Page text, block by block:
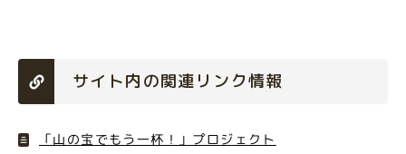
サイト内の関連リンク情報
「山の宝でもう一杯！」プロジェクト